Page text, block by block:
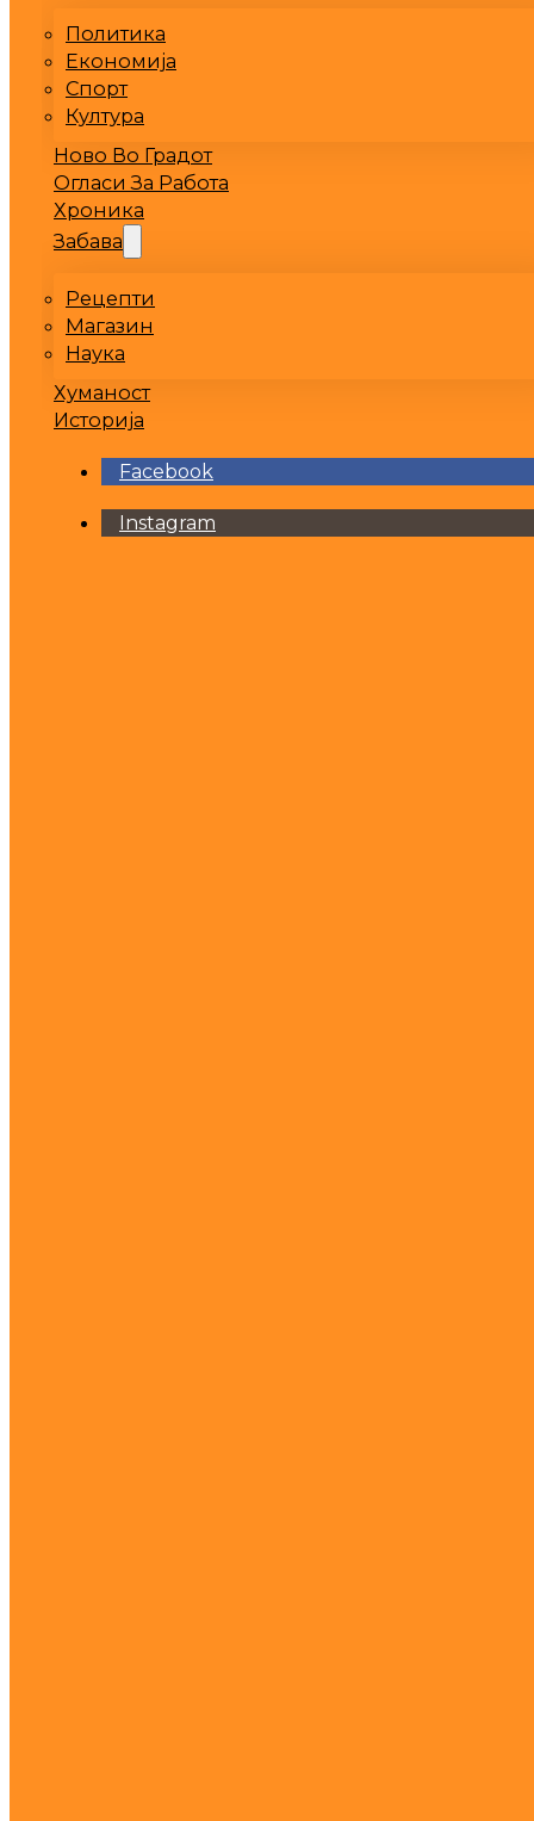
Политика
Економија
Спорт
Култура
Ново Во Градот
Огласи За Работа
Хроника
Забава
Рецепти
Магазин
Наука
Хуманост
Историја
Facebook
Instagram